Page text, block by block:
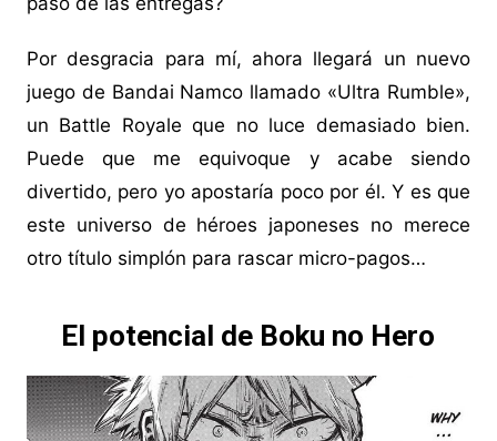
Por desgracia para mí, ahora llegará un nuevo
juego de Bandai Namco llamado «Ultra Rumble»,
un Battle Royale que no luce demasiado bien.
Puede que me equivoque y acabe siendo
divertido, pero yo apostaría poco por él. Y es que
este universo de héroes japoneses no merece
otro título simplón para rascar micro-pagos…
El potencial de Boku no Hero